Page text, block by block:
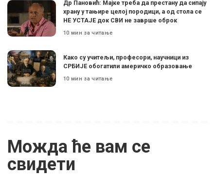
Др Пановић: Мајке треба да престану да сипају
храну у тањире целој породици, а од стола се
НЕ УСТАЈЕ док СВИ не заврше оброк
10 мин за читање
Како су учитељи, професори, научници из
СРБИЈЕ обогатили америчко образовање
10 мин за читање
Можда ће вам се
свидети